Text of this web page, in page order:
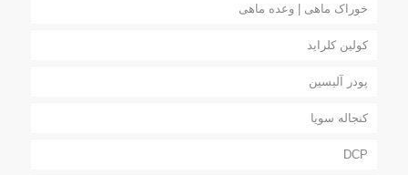
خوراک ماهی | وعده ماهی
کولین کلراید
پودر آلیسین
کنجاله سویا
DCP